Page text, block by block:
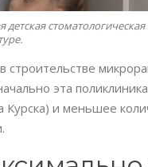
детская
строительстве
эта
Курска) и меньшее